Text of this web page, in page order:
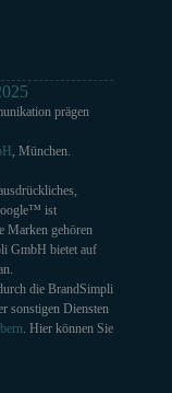
prägen
, München.
ist
Marken gehören
GmbH bietet auf
die BrandSimpli
sonstigen Diensten
. Hier können Sie